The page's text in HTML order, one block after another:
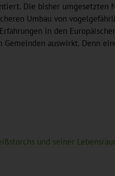
Die bisher umgesetzten
Umbau von
in den
auswirkt. Denn
und seiner